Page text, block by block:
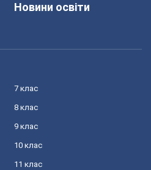
Новини освіти
7 клас
8 клас
9 клас
10 клас
11 клас